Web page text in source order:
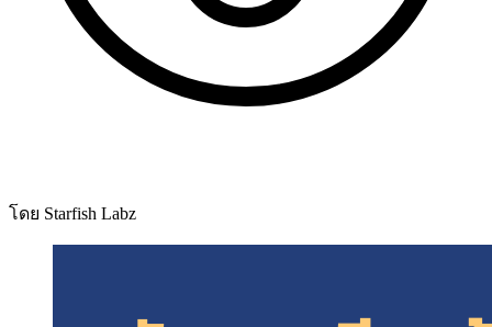
โดย Starfish Labz